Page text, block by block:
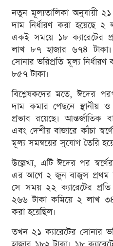
নতুন মূল্যতালিকা অনুযায়ী ২১
দাম নির্ধারণ করা হয়েছে
একই সময়ে ১৮ ক্যারেটের
লাখ ৮৭ হাজার ৬৭৪
সোনার ভরিপ্রতি মূল্য
৮৫৭ টাকা।
বিশ্লেষকদের মতে, ঈদের
দাম কমার পেছনে স্থানীয়
প্রভাব রয়েছে। আন্তর্জাতিক
এবং দেশীয় বাজারে কাঁচা
মূল্য সমন্বয়ের সুযোগ তৈরি
উল্লেখ্য, এটি ঈদের পর
এর আগে ২ জুন বাজুস প্রথম
সে সময় ২২ ক্যারেটের
২৬৬ টাকা কমিয়ে ২ লাখ ৩৪
করা হয়েছিল।
তখন ২১ ক্যারেটের সোনার